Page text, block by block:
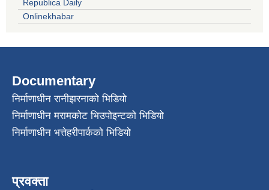
Republica Daily
Onlinekhabar
Documentary
निर्माणाधीन रानीझरनाको भिडियो
निर्माणाधीन मरामकोट भिउपोइन्टको भिडियो
निर्माणाधीन भत्तेहरीपार्कको भिडियो
प्रवक्ता